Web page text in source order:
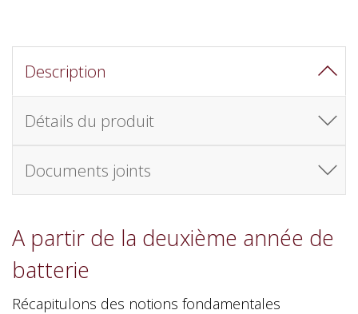
Description
Détails du produit
Documents joints
A partir de la deuxième année de
batterie
Récapitulons des notions fondamentales